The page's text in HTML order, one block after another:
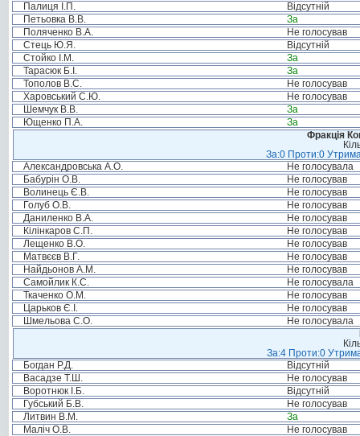
Палиця І.П.
Відсутній
Петьовка В.В.
За
Поляченко В.А.
Не голосував
Стець Ю.Я.
Відсутній
Стойко І.М.
За
Тарасюк Б.І.
За
Тополов В.С.
Не голосував
Харовський С.Ю.
Не голосував
Шемчук В.В.
За
Ющенко П.А.
За
Фракція
За:0 Проти:0
Александровська А.О.
Не голосувала
Бабурін О.В.
Не голосував
Волинець Є.В.
Не голосував
Голуб О.В.
Не голосував
Даниленко В.А.
Не голосував
Кілінкаров С.П.
Не голосував
Лещенко В.О.
Не голосував
Матвєєв В.Г.
Не голосував
Найдьонов А.М.
Не голосував
Самойлик К.С.
Не голосувала
Ткаченко О.М.
Не голосував
Царьков Є.І.
Не голосував
Шмельова С.О.
Не голосувала
За:4 Проти:0
Богдан Р.Д.
Відсутній
Васадзе Т.Ш.
Не голосував
Воротнюк І.Б.
Відсутній
Губський Б.В.
Не голосував
Литвин В.М.
За
Маліч О.В.
Не голосував